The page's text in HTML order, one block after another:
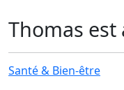
Thomas
Santé & Bien-être